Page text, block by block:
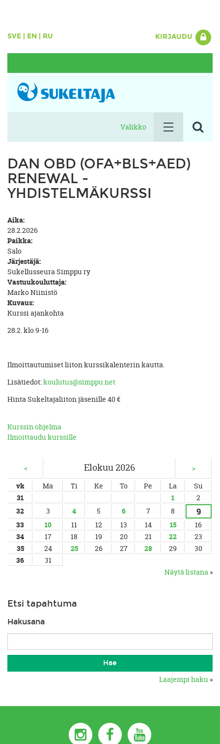
SVE EN RU KIRJAUDU
Valikko
DAN OBD (OFA+BLS+AED)
RENEWAL -
YHDISTELMÄKURSSI
Aika:
28.2.2026
Paikka:
Salo
Järjestäjä:
Sukellusseura Simppu ry
Vastuukouluttaja:
Marko Niinistö
Kuvaus:
Kurssi ajankohta
28.2. klo 9-16
Ilmoittautumiset liiton kurssikalenterin kautta.
Lisätiedot:koulutus@simppu.net
Hinta Sukeltajaliiton jäsenille 40 €
Kurssin ohjelma
Ilmoittaudu kurssille
< Elokuu 2026
>
vk
Ma Ti Ke To Pe La
Su
31
1
2
32
3 4 5 6 7 8 9
33 10 11 12 13 14 15
16
34
17 18 19 20 21 22
23
35
24 25 26 27 28 29
30
36
31
Näytä listana »
Etsi tapahtuma
Hakusana
Laajempi haku »